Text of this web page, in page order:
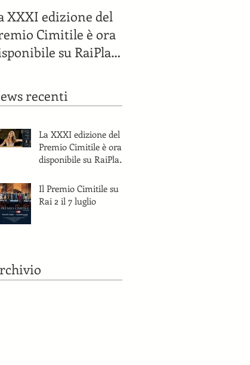
XXXI edizione del
Cimitile è ora
su RaiPlay
Premio Cimitile.
recenti
La XXXI edizione del
Premio Cimitile è ora
disponibile su RaiPlay
del Premio Cimitile.
Il Premio Cimitile su
Rai 2 il 7 luglio